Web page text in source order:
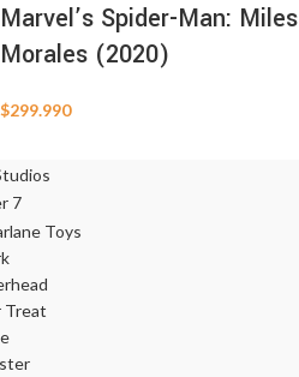
Marvel’s Spider-Man: Miles
Morales (2020)
$299.990
Treat